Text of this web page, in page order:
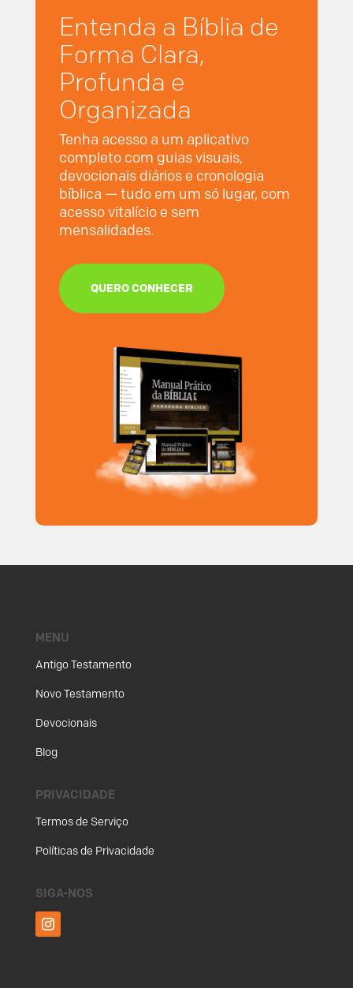
Entenda a Bíblia de
Forma Clara,
Profunda e
Organizada
Tenha acesso a um aplicativo
completo com guias visuais,
devocionais diários e cronologia
bíblica — tudo em um só lugar, com
acesso vitalício e sem
mensalidades.
QUERO CONHECER
MENU
Antigo Testamento
Novo Testamento
Devocionais
Blog
PRIVACIDADE
Termos de Serviço
Políticas de Privacidade
SIGA-NOS